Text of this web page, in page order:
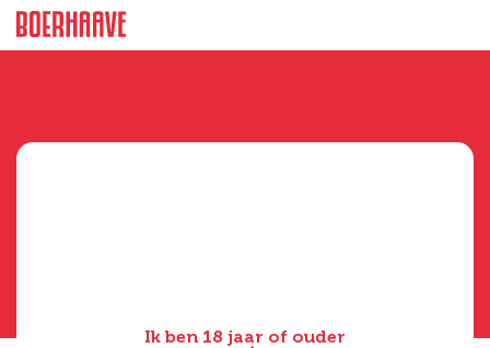
Ik ben 18 jaar of ouder